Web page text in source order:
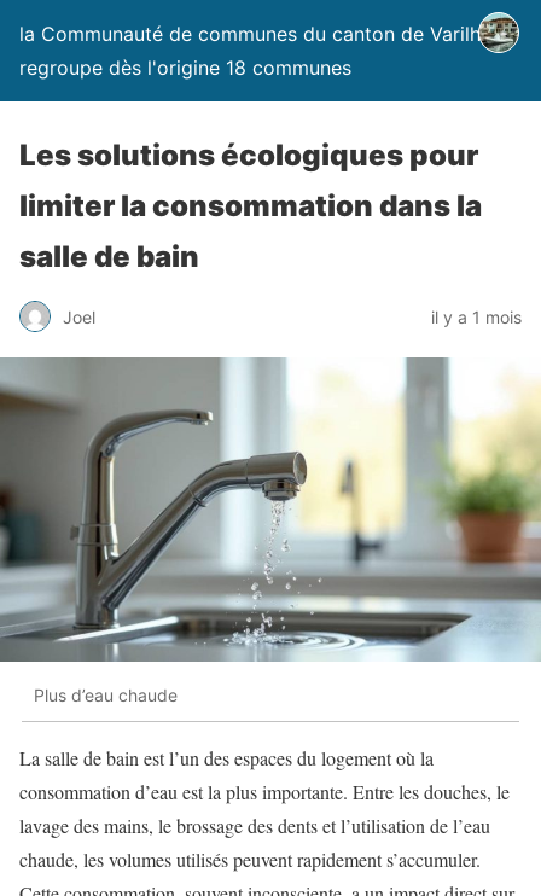
la Communauté de communes du canton de Varilhes
regroupe dès l'origine 18 communes
Les solutions écologiques pour
limiter la consommation dans la
salle de bain
Joel il y a 1 mois
Plus d’eau chaude
La salle de bain est l’un des espaces du logement où la
consommation d’eau est la plus importante. Entre les douches, le
lavage des mains, le brossage des dents et l’utilisation de l’eau
chaude, les volumes utilisés peuvent rapidement s’accumuler.